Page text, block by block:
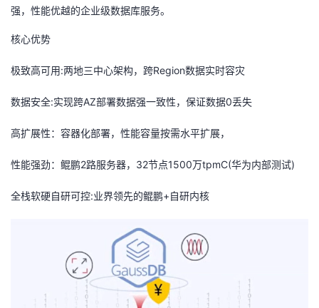
博
客
的
论
坛
我
的
圈
我
的
我
Programs
强，性能优越的企业级数据库服务。
核心优势
极致高可用:两地三中心架构，跨Region数据实时容灾
数据安全:实现跨AZ部署数据强一致性，保证数据0丢失
高扩展性：容器化部署，性能容量按需水平扩展，
性能强劲：鲲鹏2路服务器，32节点1500万tpmC(华为内部测试)
全栈软硬自研可控:业界领先的鲲鹏+自研内核